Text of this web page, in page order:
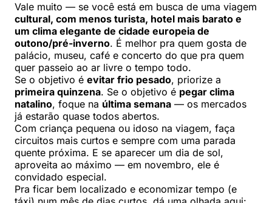
Vale muito — se você está em busca de uma viagem
cultural, com menos turista, hotel mais barato e
um clima elegante de cidade europeia de
outono/pré-inverno. É melhor pra quem gosta de
palácio, museu, café e concerto do que pra quem
quer passeio ao ar livre o tempo todo.
Se o objetivo é evitar frio pesado, priorize a
primeira quinzena. Se o objetivo é pegar clima
natalino, foque na última semana — os mercados
já estarão quase todos abertos.
Com criança pequena ou idoso na viagem, faça
circuitos mais curtos e sempre com uma parada
quente próxima. E se aparecer um dia de sol,
aproveita ao máximo — em novembro, ele é
convidado especial.
Pra ficar bem localizado e economizar tempo (e